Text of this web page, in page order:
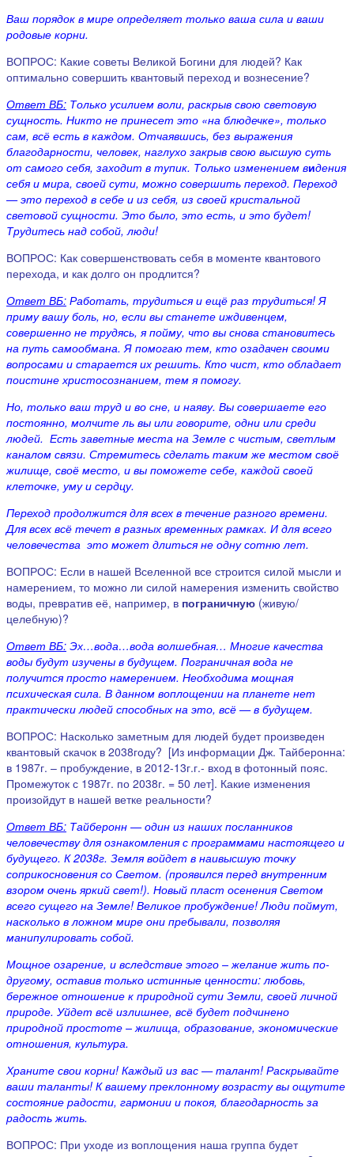
Ваш порядок в мире определяет только ваша сила и ваши
родовые корни.
ВОПРОС: Какие советы Великой Богини для людей? Как
оптимально совершить квантовый переход и вознесение?
Ответ ВБ: Только усилием воли, раскрыв свою световую
сущность. Никто не принесет это «на блюдечке», только
сам, всё есть в каждом. Отчаявшись, без выражения
благодарности, человек, наглухо закрыв свою высшую суть
от самого себя, заходит в тупик. Только изменением видения
себя и мира, своей сути, можно совершить переход. Переход
— это переход в себе и из себя, из своей кристальной
световой сущности. Это было, это есть, и это будет!
Трудитесь над собой, люди!
ВОПРОС: Как совершенствовать себя в моменте квантового
перехода, и как долго он продлится?
Ответ ВБ: Работать, трудиться и ещё раз трудиться! Я
приму вашу боль, но, если вы станете иждивенцем,
совершенно не трудясь, я пойму, что вы снова становитесь
на путь самообмана. Я помогаю тем, кто озадачен своими
вопросами и старается их решить. Кто чист, кто обладает
поистине христосознанием, тем я помогу.
Но, только ваш труд и во сне, и наяву. Вы совершаете его
постоянно, молчите ль вы или говорите, одни или среди
людей. Есть заветные места на Земле с чистым, светлым
каналом связи. Стремитесь сделать таким же местом своё
жилище, своё место, и вы поможете себе, каждой своей
клеточке, уму и сердцу.
Переход продолжится для всех в течение разного времени.
Для всех всё течет в разных временных рамках. И для всего
человечества это может длиться не одну сотню лет.
ВОПРОС: Если в нашей Вселенной все строится силой мысли и
намерением, то можно ли силой намерения изменить свойство
воды, превратив её, например, в пограничную (живую/
целебную)?
Ответ ВБ: Эх…вода…вода волшебная… Многие качества
воды будут изучены в будущем. Пограничная вода не
получится просто намерением. Необходима мощная
психическая сила. В данном воплощении на планете нет
практически людей способных на это, всё — в будущем.
ВОПРОС: Насколько заметным для людей будет произведен
квантовый скачок в 2038году? [Из информации Дж. Тайберонна:
в 1987г. – пробуждение, в 2012-13г.г.- вход в фотонный пояс.
Промежуток с 1987г. по 2038г. = 50 лет]. Какие изменения
произойдут в нашей ветке реальности?
Ответ ВБ: Тайберонн — один из наших посланников
человечеству для ознакомления с программами настоящего и
будущего. К 2038г. Земля войдет в наивысшую точку
соприкосновения со Светом. (проявился перед внутренним
взором очень яркий свет!). Новый пласт осенения Светом
всего сущего на Земле! Великое пробуждение! Люди поймут,
насколько в ложном мире они пребывали, позволяя
манипулировать собой.
Мощное озарение, и вследствие этого – желание жить по-
другому, оставив только истинные ценности: любовь,
бережное отношение к природной сути Земли, своей личной
природе. Уйдет всё излишнее, всё будет подчинено
природной простоте – жилища, образование, экономические
отношения, культура.
Храните свои корни! Каждый из вас — талант! Раскрывайте
ваши таланты! К вашему преклонному возрасту вы ощутите
состояние радости, гармонии и покоя, благодарность за
радость жить.
ВОПРОС: При уходе из воплощения наша группа будет